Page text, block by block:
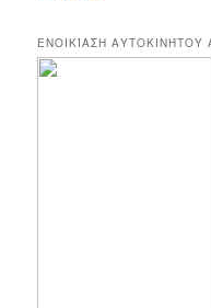
ΕΝΟΙΚΊΑΣΗ